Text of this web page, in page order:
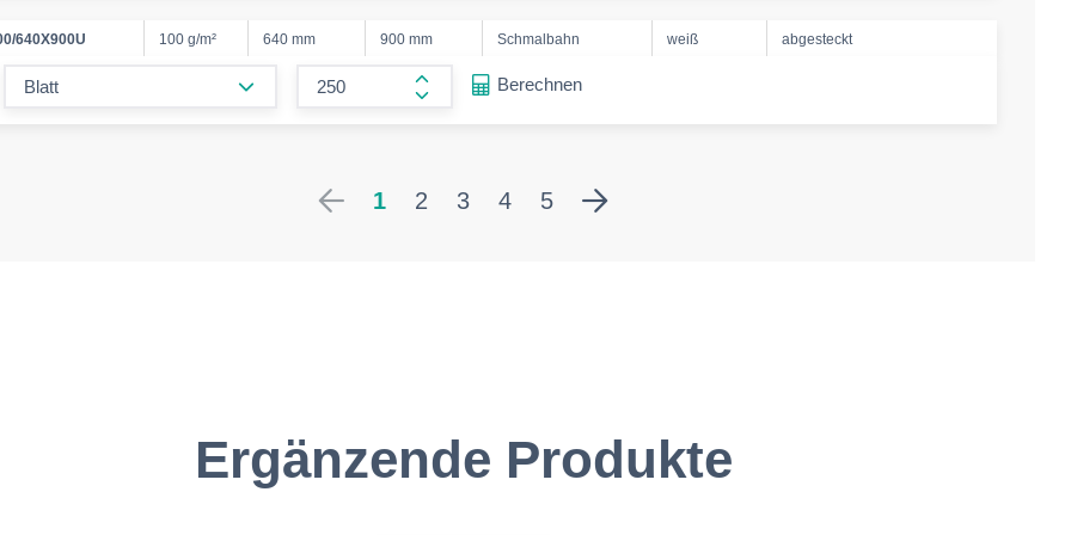
640X900U 100 g/m² 640 mm 900 mm Schmalbahn weiß abgesteckt
form.increase-amount
Berechnen
1 2 3 4 5
Ergänzende Produkte